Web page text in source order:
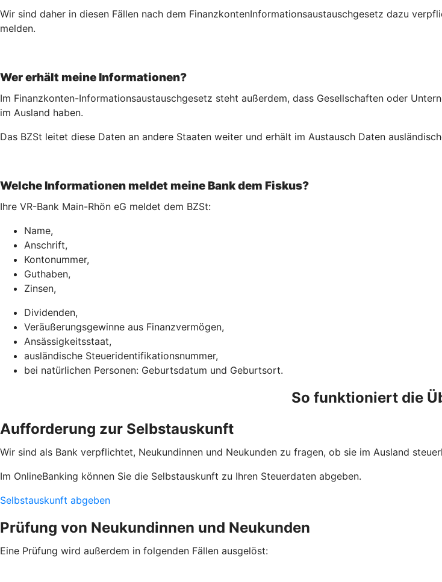
Wir sind daher in diesen Fällen nach dem Finanz­konten­Informations­austausch­gesetz dazu
melden.
Wer erhält meine Informationen?
Im Finanzkonten-Informationsaustauschgesetz steht außerdem, dass Gesellschaften oder
im Ausland haben.
Das BZSt leitet diese Daten an andere Staaten weiter und erhält im Austausch Daten
Welche Informationen meldet meine Bank dem Fiskus?
Ihre VR-Bank Main-Rhön eG meldet dem BZSt:
Name,
Anschrift,
Kontonummer,
Guthaben,
Zinsen,
Dividenden,
Veräußerungsgewinne aus Finanzvermögen,
Ansässigkeitsstaat,
ausländische Steueridentifikationsnummer,
bei natürlichen Personen: Geburtsdatum und Geburtsort.
So funktioniert die
Aufforderung zur Selbstauskunft
Wir sind als Bank verpflichtet, Neukundinnen und Neukunden zu fragen, ob sie im Ausland
Im OnlineBanking können Sie die Selbstauskunft zu Ihren Steuerdaten abgeben.
Selbstauskunft abgeben
Prüfung von Neukundinnen und Neukunden
Eine Prüfung wird außerdem in folgenden Fällen ausgelöst: